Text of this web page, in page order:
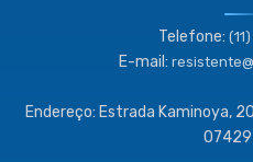
Telefone:
E-mail:
Endereço: Estrada Kaminoya,